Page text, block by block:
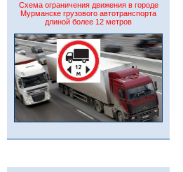
Схема ограничения движения в городе
Мурманске грузового автотранспорта
длиной более 12 метров